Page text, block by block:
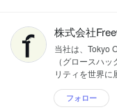
株式会社
当社は、Tokyo
（グロースハ
リティを世界に
フォロー